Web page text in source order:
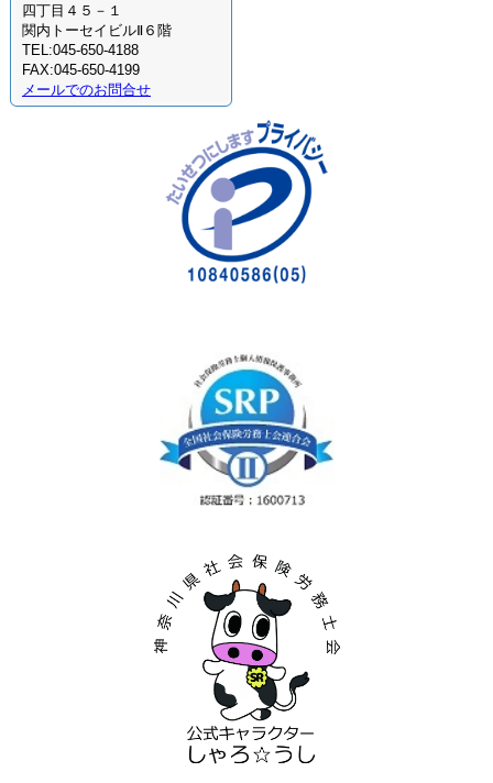
四丁目４５－１
関内トーセイビルⅡ６階
TEL:045-650-4188
FAX:045-650-4199
メールでのお問合せ